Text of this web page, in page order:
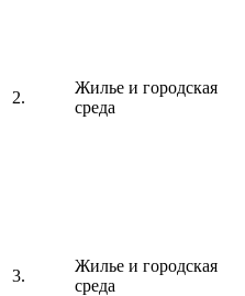
2.
Жилье и городская
среда
3.
Жилье и городская
среда